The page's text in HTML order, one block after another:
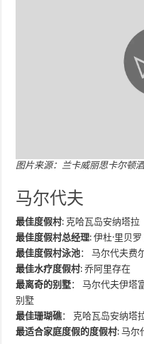
图片来源：兰卡威丽思卡尔顿
马尔代夫
最佳度假村: 克哈瓦岛安纳塔拉
最佳度假村总经理: 伊杜·里贝
最佳度假村泳池： 马尔代夫费
最佳水疗度假村: 乔阿里存在
最离奇的别墅： 马尔代夫伊塔
别墅
最佳珊瑚礁： 克哈瓦岛安纳塔
最适合家庭度假的度假村: 马尔